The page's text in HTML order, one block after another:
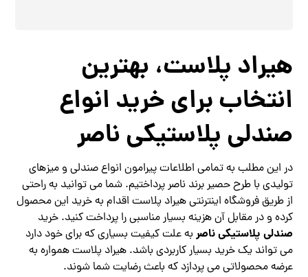
هیراد پلاست، بهترین
انتخاب برای خرید انواع
صندلی پلاستیکی ناصر
در این مطلب به تمامی اطلاعات پیرامون انواع صندلی و میزهای
تولیدی با طرح حصیر برند ناصر پرداختیم. شما می توانید به راحتی
از طریق فروشگاه اینترنتی هیراد پلاست اقدام به خرید این محصول
کرده و در مقابل آن هزینه بسیار مناسبی را پرداخت کنید. خرید
صندلی پلاستیکی ناصر به علت کیفیت بسیاری که برای خود دارد
می تواند یک خرید بسیار کاربردی باشد. هیراد پلاست همواره به
عرضه محصولاتی می پردازد که باعث رضایت شما شوند.